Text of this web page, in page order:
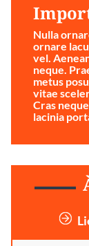
Nulla
ornare
vel.
neque.
metus
vitae
Cras
lacinia